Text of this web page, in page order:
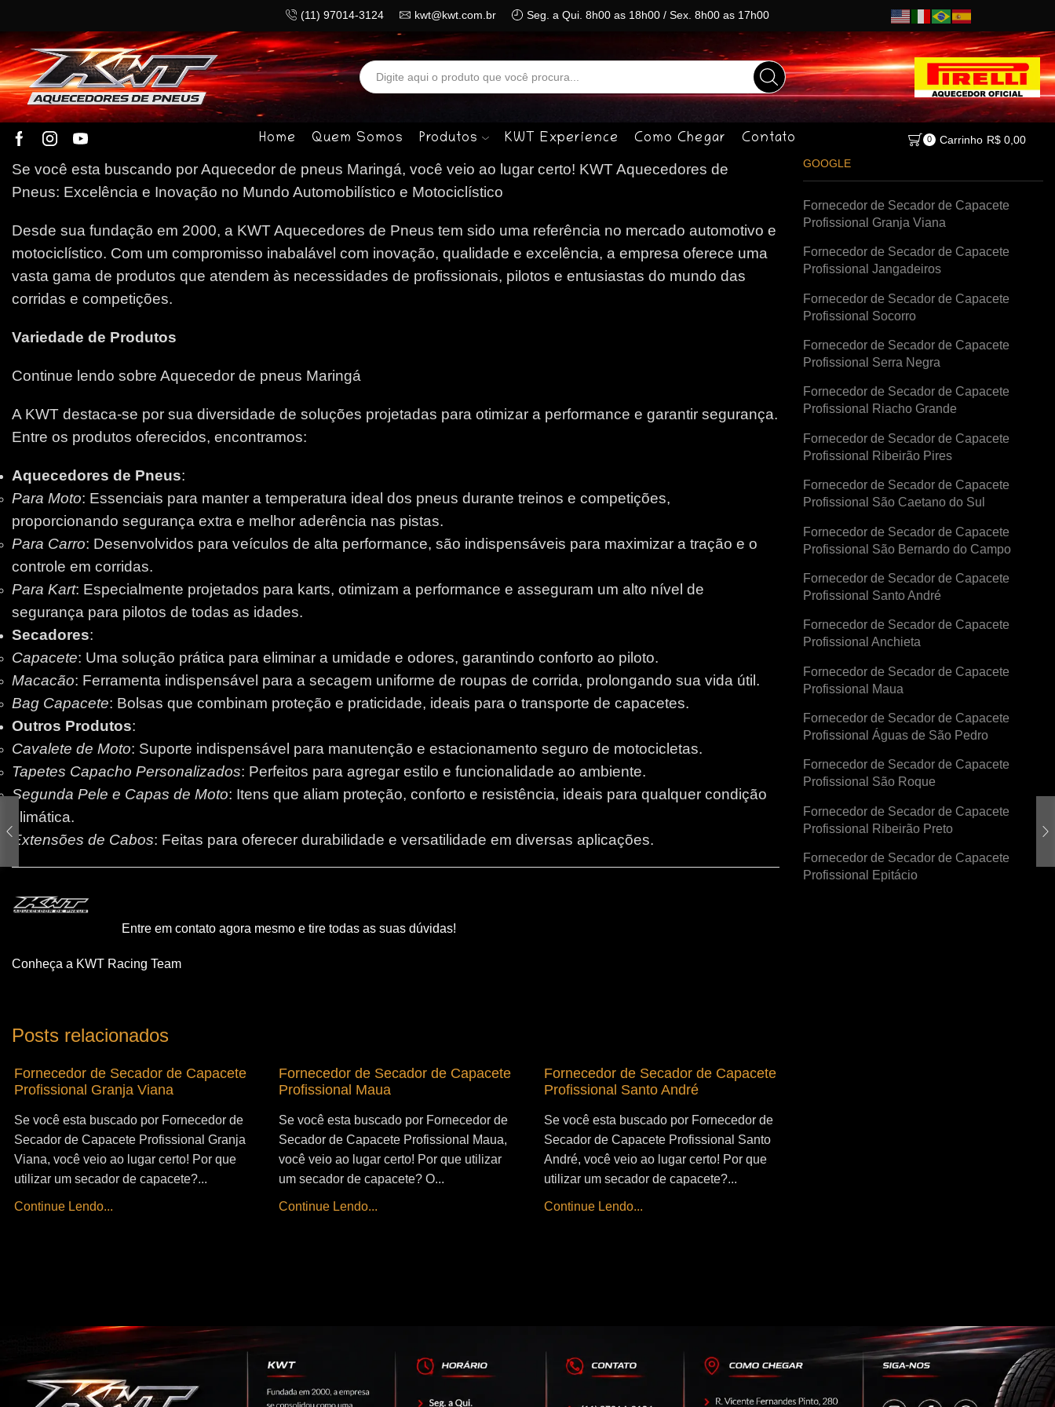
(11) 97014-3124 kwt@kwt.com.br Seg. a Qui. 8h00 as 18h00 / Sex. 8h00 as 17h00
Search
input
Home Quem Somos Produtos KWT Experience Como Chegar Contato 0 Carrinho R$0,00
Se você esta buscando por Aquecedor de pneus Maringá, você veio ao lugar certo! KWT Aquecedores de
Pneus: Excelência e Inovação no Mundo Automobilístico e Motociclístico
Desde sua fundação em 2000, a KWT Aquecedores de Pneus tem sido uma referência no mercado automotivo e
motociclístico. Com um compromisso inabalável com inovação, qualidade e excelência, a empresa oferece uma
vasta gama de produtos que atendem às necessidades de profissionais, pilotos e entusiastas do mundo das
corridas e competições.
Variedade de Produtos
Continue lendo sobre Aquecedor de pneus Maringá
A KWT destaca-se por sua diversidade de soluções projetadas para otimizar a performance e garantir segurança.
Entre os produtos oferecidos, encontramos:
Aquecedores de Pneus:
Para Moto: Essenciais para manter a temperatura ideal dos pneus durante treinos e competições,
proporcionando segurança extra e melhor aderência nas pistas.
Para Carro: Desenvolvidos para veículos de alta performance, são indispensáveis para maximizar a tração e o
controle em corridas.
Para Kart: Especialmente projetados para karts, otimizam a performance e asseguram um alto nível de
segurança para pilotos de todas as idades.
Secadores:
Capacete: Uma solução prática para eliminar a umidade e odores, garantindo conforto ao piloto.
Macacão: Ferramenta indispensável para a secagem uniforme de roupas de corrida, prolongando sua vida útil.
Bag Capacete: Bolsas que combinam proteção e praticidade, ideais para o transporte de capacetes.
Outros Produtos:
Cavalete de Moto: Suporte indispensável para manutenção e estacionamento seguro de motocicletas.
Tapetes Capacho Personalizados: Perfeitos para agregar estilo e funcionalidade ao ambiente.
Segunda Pele e Capas de Moto: Itens que aliam proteção, conforto e resistência, ideais para qualquer condição
climática.
Extensões de Cabos: Feitas para oferecer durabilidade e versatilidade em diversas aplicações.
Entre em contato agora mesmo e tire todas as suas dúvidas!
Conheça a KWT Racing Team
Posts relacionados
Fornecedor de Secador de Capacete
Profissional Granja Viana
Se você esta buscado por Fornecedor de
Secador de Capacete Profissional Granja
Viana, você veio ao lugar certo! Por que
utilizar um secador de capacete?...
Continue Lendo...
Fornecedor de Secador de Capacete
Profissional Maua
Se você esta buscado por Fornecedor de
Secador de Capacete Profissional Maua,
você veio ao lugar certo! Por que utilizar
um secador de capacete? O...
Continue Lendo...
Fornecedor de Secador de Capacete
Profissional Santo André
Se você esta buscado por Fornecedor de
Secador de Capacete Profissional Santo
André, você veio ao lugar certo! Por que
utilizar um secador de capacete?...
Continue Lendo...
GOOGLE
Fornecedor de Secador de Capacete
Profissional Granja Viana
Fornecedor de Secador de Capacete
Profissional Jangadeiros
Fornecedor de Secador de Capacete
Profissional Socorro
Fornecedor de Secador de Capacete
Profissional Serra Negra
Fornecedor de Secador de Capacete
Profissional Riacho Grande
Fornecedor de Secador de Capacete
Profissional Ribeirão Pires
Fornecedor de Secador de Capacete
Profissional São Caetano do Sul
Fornecedor de Secador de Capacete
Profissional São Bernardo do Campo
Fornecedor de Secador de Capacete
Profissional Santo André
Fornecedor de Secador de Capacete
Profissional Anchieta
Fornecedor de Secador de Capacete
Profissional Maua
Fornecedor de Secador de Capacete
Profissional Águas de São Pedro
Fornecedor de Secador de Capacete
Profissional São Roque
Fornecedor de Secador de Capacete
Profissional Ribeirão Preto
Fornecedor de Secador de Capacete
Profissional Epitácio